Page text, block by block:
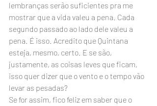
lembranças serão suficientes pra me
mostrar que a vida valeu a pena. Cada
segundo passado ao lado dele valeu a
pena. É isso. Acredito que Quintana
esteja, mesmo, certo. E se são,
justamente, as coisas leves que ficam,
isso quer dizer que o vento e o tempo vão
levar as pesadas?
Se for assim, fico feliz em saber que o